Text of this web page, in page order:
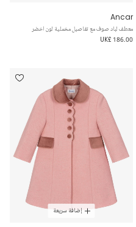
Ancar
معطف لباد صوف مع تفاصيل مخملية لون اخضر
UK£ 186.00
إضافة سريعة